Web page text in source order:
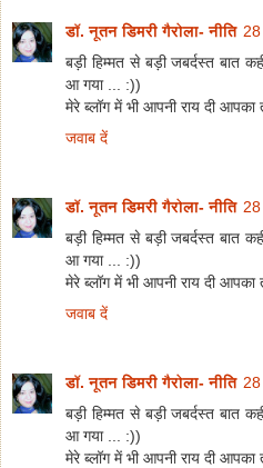
डॉ. नूतन डिमरी गैरोला- नीति
बड़ी हिम्मत से बड़ी जबर्दस्त बात
आ गया ... :))
मेरे ब्लॉग में भी आपनी राय दी आपका
जवाब दें
डॉ. नूतन डिमरी गैरोला- नीति
बड़ी हिम्मत से बड़ी जबर्दस्त बात
आ गया ... :))
मेरे ब्लॉग में भी आपनी राय दी आपका
जवाब दें
डॉ. नूतन डिमरी गैरोला- नीति
बड़ी हिम्मत से बड़ी जबर्दस्त बात
आ गया ... :))
मेरे ब्लॉग में भी आपनी राय दी आपका